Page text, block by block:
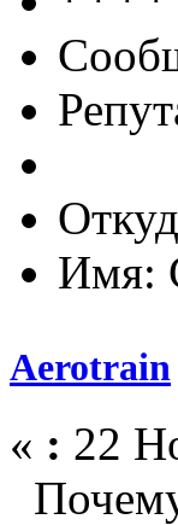
Имя:
Aerotrain
« : 22